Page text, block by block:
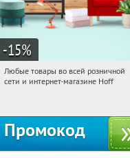
-15%
15:19:54 Получили:
Любые товары во всей розничной
сети и интернет-магазине Hoff
Промокод